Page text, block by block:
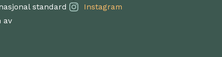
standard
av
Instagram